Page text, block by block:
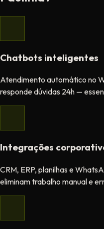
Chatbots inteligentes
Atendimento automático no
responde dúvidas 24h —
Integrações
CRM, ERP, planilhas e
eliminam trabalho manual e